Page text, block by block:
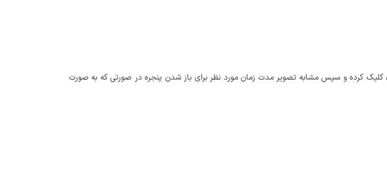
با مراجعه به بخش Triggers میتونید نوع باز شدن پنجره پاپ آپ در وردپرس را مشخص کنید. روی دکمه Add New Trigger کلیک کرده و سپس مشابه تصویر مدت زمان مورد نظر برای باز شدن پنجره در صورتی که به صورت